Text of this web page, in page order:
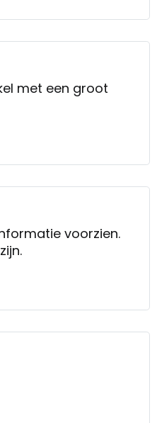
met een groot
voorzien.